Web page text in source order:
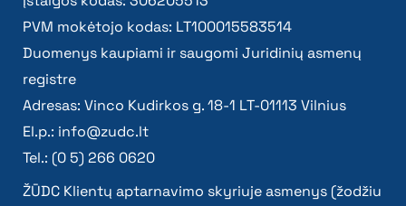
PVM mokėtojo kodas: LT100015583514
Duomenys kaupiami ir saugomi Juridinių asmenų
registre
Adresas: Vinco Kudirkos g. 18-1 LT-01113 Vilnius
El.p.: info@zudc.lt
Tel.: (0 5) 266 0620
ŽŪDC Klientų aptarnavimo skyriuje asmenys (žodžiu